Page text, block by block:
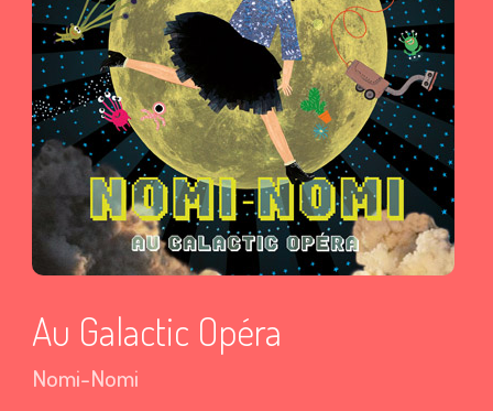
Au Galactic Opéra
Nomi-Nomi